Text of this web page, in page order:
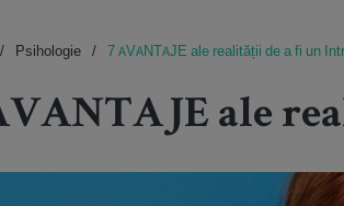
Psihologie 7 AVANTAJE ale realității de a fi un
ale